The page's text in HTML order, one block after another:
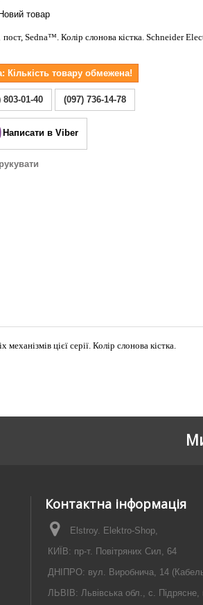
Новий товар
пост, Sedna™. Колір слонова кістка. Schneider
Кількість товару обмежена!
803-01-40 (097) 736-14-78
Написати в Viber
цієї серії. Колір слонова кістка.
Контактна інформація
Elstroy. Elektro-Shop,
КИЇВ: пр-т. Повітряних Сил, 64
ДНІПРО: вул. Виробнича, 14
ЛЬВІВ: Львівська обл., с.